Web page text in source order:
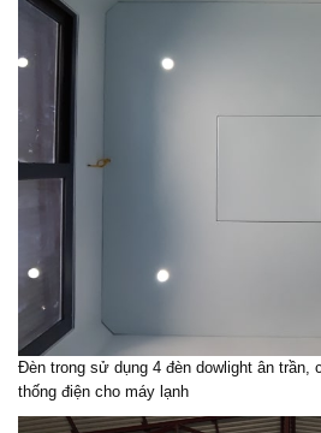
Đèn trong sử dụng 4 đèn dowlight ân trần,
thống điện cho máy lạnh